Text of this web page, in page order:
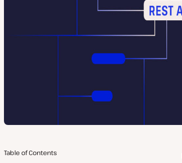
Table of Contents